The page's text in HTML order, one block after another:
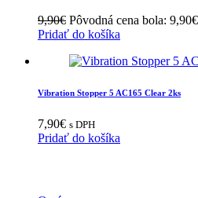
9,90€ Pôvodná cena bola:
Pridať do košíka
Vibration Stopper 5 AC165 Clear 2ks
7,90€ s DPH
Pridať do košíka